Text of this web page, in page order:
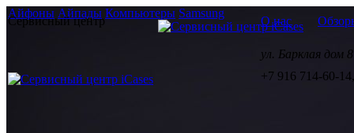
Сервисный центр
+7 916 714-60-14
ул. Барклая
О нас
Айфоны Айпады Компьютеры Samsung